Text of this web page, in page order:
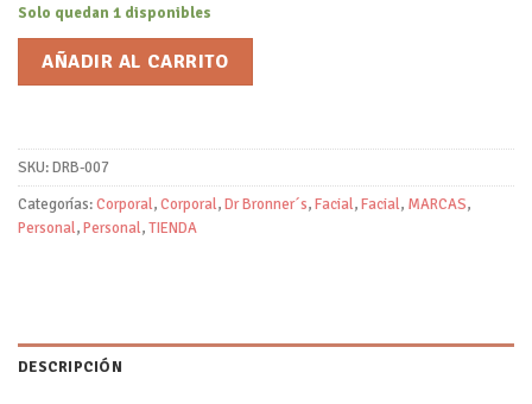
Solo quedan 1 disponibles
AÑADIR AL CARRITO
SKU:DRB-007
Categorías:Corporal,Corporal,Dr Bronner´s,Facial,Facial, MARCAS,
Personal,Personal,TIENDA
DESCRIPCIÓN